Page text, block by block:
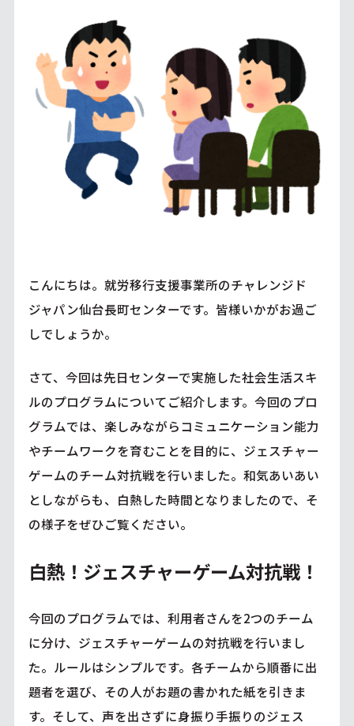
こんにちは。就労移行支援事業所のチャレンジド
ジャパン仙台長町センターです。皆様いかがお過ご
しでしょうか。
さて、今回は先日センターで実施した社会生活スキ
ルのプログラムについてご紹介します。今回のプロ
グラムでは、楽しみながらコミュニケーション能力
やチームワークを育むことを目的に、ジェスチャー
ゲームのチーム対抗戦を行いました。和気あいあい
としながらも、白熱した時間となりましたので、そ
の様子をぜひご覧ください。
白熱！ジェスチャーゲーム対抗戦！
今回のプログラムでは、利用者さんを2つのチーム
に分け、ジェスチャーゲームの対抗戦を行いまし
た。ルールはシンプルです。各チームから順番に出
題者を選び、その人がお題の書かれた紙を引きま
す。そして、声を出さずに身振り手振りのジェス